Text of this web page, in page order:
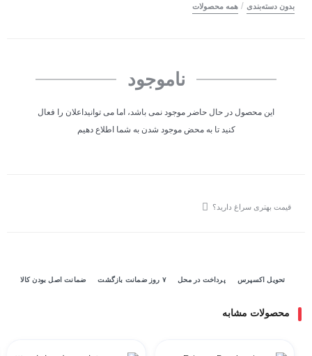
بدون دسته‌بندی / همه محصولات
ناموجود
این محصول در حال حاضر موجود نمی باشد، اما می توانیداعلان را فعال
کنید تا به محض موجود شدن به شما اطلاع دهیم
قیمت بهتری سراغ دارید؟
تحویل اکسپرس پرداخت در محل ۷ روز ضمانت بازگشت ضمانت اصل بودن کالا
محصولات مشابه